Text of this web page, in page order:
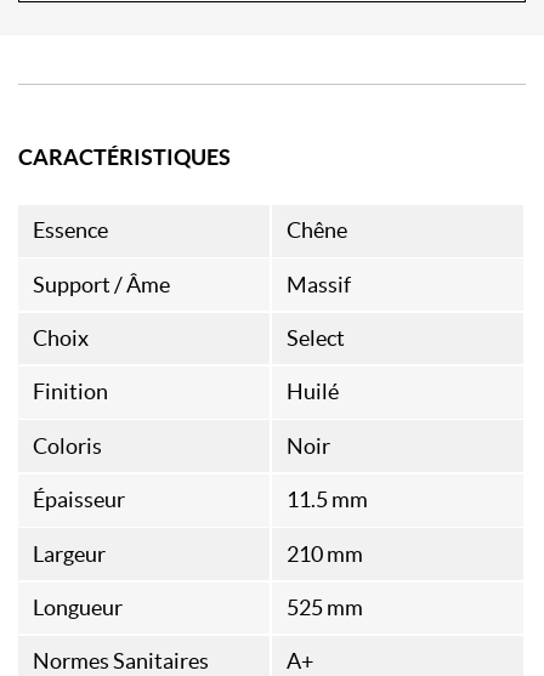
CARACTÉRISTIQUES
Essence Chêne
Support / Âme Massif
Choix Select
Finition Huilé
Coloris Noir
Épaisseur 11.5 mm
Largeur 210 mm
Longueur 525 mm
Normes Sanitaires A+